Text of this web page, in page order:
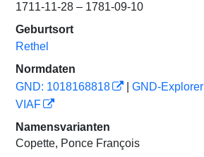
1711-11-28 – 1781-09-10
Geburtsort
Rethel
Normdaten
GND: 1018168818
GND-Explorer
VIAF
Namensvarianten
Copette, Ponce François